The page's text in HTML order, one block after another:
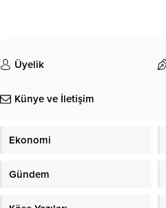
Üyelik
Künye ve İletişim
Ekonomi
Gündem